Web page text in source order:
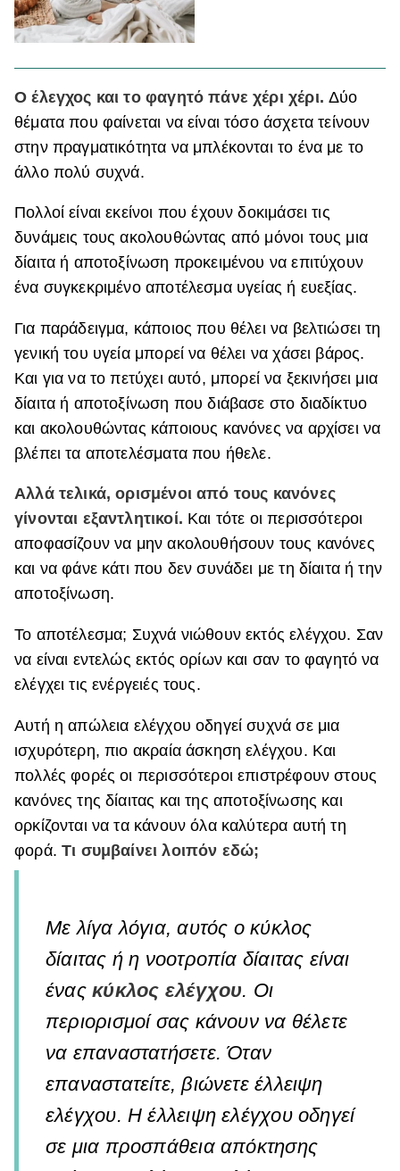
Ο έλεγχος και το φαγητό πάνε χέρι χέρι.Δύο
θέματα που φαίνεται να είναι τόσο άσχετα τείνουν
στην πραγματικότητα να μπλέκονται το ένα με το
άλλο πολύ συχνά.
Πολλοί είναι εκείνοι που έχουν δοκιμάσει τις
δυνάμεις τους ακολουθώντας από μόνοι τους μια
δίαιτα ή αποτοξίνωση προκειμένου να επιτύχουν
ένα συγκεκριμένο αποτέλεσμα υγείας ή ευεξίας.
Για παράδειγμα, κάποιος που θέλει να βελτιώσει τη
γενική του υγεία μπορεί να θέλει να χάσει βάρος.
Και για να το πετύχει αυτό, μπορεί να ξεκινήσει μια
δίαιτα ή αποτοξίνωση που διάβασε στο διαδίκτυο
και ακολουθώντας κάποιους κανόνες να αρχίσει να
βλέπει τα αποτελέσματα που ήθελε.
Αλλά τελικά, ορισμένοι από τους κανόνες
γίνονται εξαντλητικοί. Και τότε οι περισσότεροι
αποφασίζουν να μην ακολουθήσουν τους κανόνες
και να φάνε κάτι που δεν συνάδει με τη δίαιτα ή την
αποτοξίνωση.
Το αποτέλεσμα; Συχνά νιώθουν εκτός ελέγχου. Σαν
να είναι εντελώς εκτός ορίων και σαν το φαγητό να
ελέγχει τις ενέργειές τους.
Αυτή η απώλεια ελέγχου οδηγεί συχνά σε μια
ισχυρότερη, πιο ακραία άσκηση ελέγχου. Και
πολλές φορές οι περισσότεροι επιστρέφουν στους
κανόνες της δίαιτας και της αποτοξίνωσης και
ορκίζονται να τα κάνουν όλα καλύτερα αυτή τη
φορά.Τι συμβαίνει λοιπόν εδώ;
Με λίγα λόγια, αυτός ο κύκλος
δίαιτας ή η νοοτροπία δίαιτας είναι
έναςκύκλος ελέγχου. Οι
περιορισμοί σας κάνουν να θέλετε
να επαναστατήσετε. Όταν
επαναστατείτε, βιώνετε έλλειψη
ελέγχου. Η έλλειψη ελέγχου οδηγεί
σε μια προσπάθεια απόκτησης